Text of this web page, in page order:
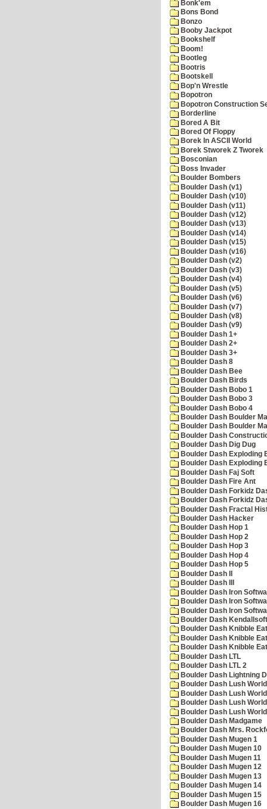
Bonk'em
Bons Bond
Bonzo
Booby Jackpot
Bookshelf
Boom!
Bootleg
Bootris
Bootskell
Bop'n Wrestle
Bopotron
Bopotron Construction
Borderline
Bored A Bit
Bored Of Floppy
Borek In ASCII World
Borek Stworek Z Tworek
Bosconian
Boss Invader
Boulder Bombers
Boulder Dash (v1)
Boulder Dash (v10)
Boulder Dash (v11)
Boulder Dash (v12)
Boulder Dash (v13)
Boulder Dash (v14)
Boulder Dash (v15)
Boulder Dash (v16)
Boulder Dash (v2)
Boulder Dash (v3)
Boulder Dash (v4)
Boulder Dash (v5)
Boulder Dash (v6)
Boulder Dash (v7)
Boulder Dash (v8)
Boulder Dash (v9)
Boulder Dash 1+
Boulder Dash 2+
Boulder Dash 3+
Boulder Dash 8
Boulder Dash Bee
Boulder Dash Birds
Boulder Dash Bobo 1
Boulder Dash Bobo 3
Boulder Dash Bobo 4
Boulder Dash Boulder
Boulder Dash Boulder
Boulder Dash
Boulder Dash Dig Dug
Boulder Dash Exploding
Boulder Dash Exploding
Boulder Dash Faj Soft
Boulder Dash Fire Ant
Boulder Dash Forkidz
Boulder Dash Forkidz
Boulder Dash Fractal
Boulder Dash Hacker
Boulder Dash Hop 1
Boulder Dash Hop 2
Boulder Dash Hop 3
Boulder Dash Hop 4
Boulder Dash Hop 5
Boulder Dash II
Boulder Dash III
Boulder Dash Iron
Boulder Dash Iron
Boulder Dash Iron
Boulder Dash
Boulder Dash Knibble
Boulder Dash Knibble
Boulder Dash Knibble
Boulder Dash LTL
Boulder Dash LTL 2
Boulder Dash Lightning
Boulder Dash Lush
Boulder Dash Lush
Boulder Dash Lush
Boulder Dash Lush
Boulder Dash Madgame
Boulder Dash Mrs.
Boulder Dash Mugen 1
Boulder Dash Mugen 10
Boulder Dash Mugen 11
Boulder Dash Mugen 12
Boulder Dash Mugen 13
Boulder Dash Mugen 14
Boulder Dash Mugen 15
Boulder Dash Mugen 16